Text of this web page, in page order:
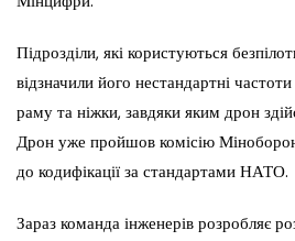
Підрозділи, які користуються
відзначили його нестандартні
раму та ніжки, завдяки яким дрон
Дрон уже пройшов комісію
до кодифікації за стандартами НАТО.
Зараз команда інженерів розробляє